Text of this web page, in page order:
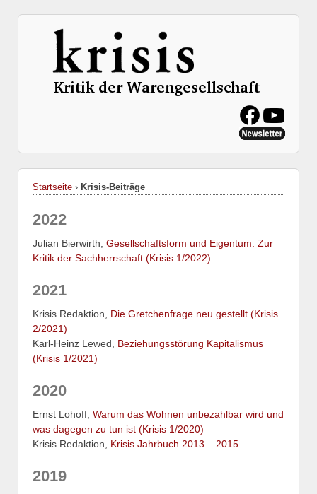
Startseite › Krisis-Beiträge
2022
Julian Bierwirth, Gesellschaftsform und Eigentum. Zur
Kritik der Sachherrschaft (Krisis 1/2022)
2021
Krisis Redaktion, Die Gretchenfrage neu gestellt (Krisis
2/2021)
Karl-Heinz Lewed, Beziehungsstörung Kapitalismus
(Krisis 1/2021)
2020
Ernst Lohoff, Warum das Wohnen unbezahlbar wird und
was dagegen zu tun ist (Krisis 1/2020)
Krisis Redaktion, Krisis Jahrbuch 2013 – 2015
2019